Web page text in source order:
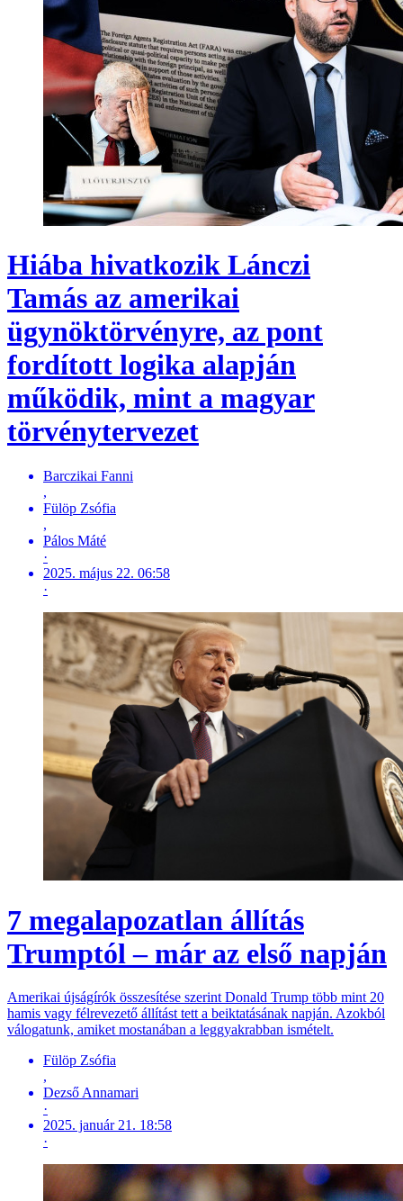
Hiába hivatkozik Lánczi
Tamás az amerikai
ügynöktörvényre, az pont
fordított logika alapján
működik, mint a magyar
törvénytervezet
Barczikai Fanni
,
Fülöp Zsófia
,
Pálos Máté
·
2025. május 22. 06:58
·
7 megalapozatlan állítás
Trumptól – már az első napján
Amerikai újságírók összesítése szerint Donald Trump több mint 20
hamis vagy félrevezető állítást tett a beiktatásának napján. Azokból
válogatunk, amiket mostanában a leggyakrabban ismételt.
Fülöp Zsófia
,
Dezső Annamari
·
2025. január 21. 18:58
·